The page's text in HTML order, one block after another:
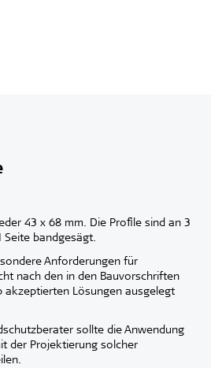
43 x 68 mm. Die Profile sind an 3
Seite bandgesägt.
Anforderungen für
nach den in den Bauvorschriften
akzeptierten Lösungen ausgelegt
sollte die Anwendung
der Projektierung solcher